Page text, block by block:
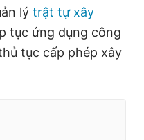
lý trật tự xây
tục ứng dụng công
tục cấp phép xây